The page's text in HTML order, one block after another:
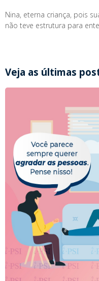
Nina, eterna criança, pois
não teve estrutura para
Veja as últimas